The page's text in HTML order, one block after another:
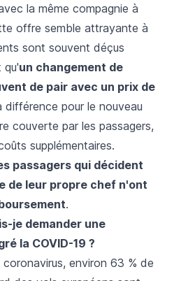
la même compagnie à
offre semble attrayante à
sont souvent déçus
qu'un changement de
de pair avec un prix de
différence pour le nouveau
couverte par les passagers,
supplémentaires.
passagers qui décident
de leur propre chef n'ont
.
je demander une
la COVID-19 ?
environ 63 % de